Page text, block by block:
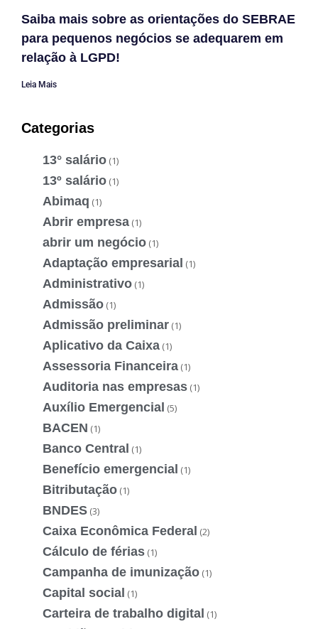
Saiba mais sobre as orientações do SEBRAE
para pequenos negócios se adequarem em
relação à LGPD!
Leia Mais
Categorias
13° salário (1)
13º salário (1)
Abimaq (1)
Abrir empresa (1)
abrir um negócio (1)
Adaptação empresarial (1)
Administrativo (1)
Admissão (1)
Admissão preliminar (1)
Aplicativo da Caixa (1)
Assessoria Financeira (1)
Auditoria nas empresas (1)
Auxílio Emergencial (5)
BACEN (1)
Banco Central (1)
Benefício emergencial (1)
Bitributação (1)
BNDES (3)
Caixa Econômica Federal (2)
Cálculo de férias (1)
Campanha de imunização (1)
Capital social (1)
Carteira de trabalho digital (1)